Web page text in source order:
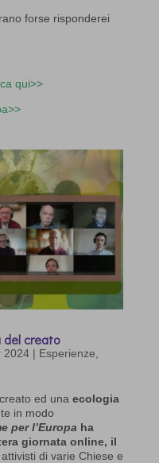
forse risponderei
qui>>
del creato
2024| Esperienze,
ed una ecologia
in modo
per l’Europaha
giornata online, il
di varie Chiese e